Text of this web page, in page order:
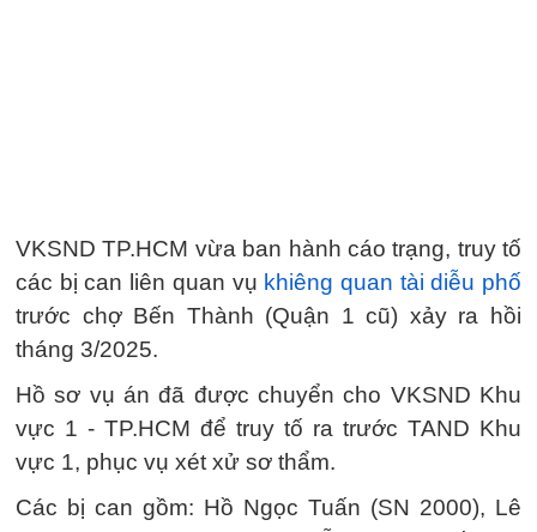
VKSND TP.HCM vừa ban hành cáo trạng, truy tố
các bị can liên quan vụ khiêng quan tài diễu phố
trước chợ Bến Thành (Quận 1 cũ) xảy ra hồi
tháng 3/2025.
Hồ sơ vụ án đã được chuyển cho VKSND Khu
vực 1 - TP.HCM để truy tố ra trước TAND Khu
vực 1, phục vụ xét xử sơ thẩm.
Các bị can gồm: Hồ Ngọc Tuấn (SN 2000), Lê